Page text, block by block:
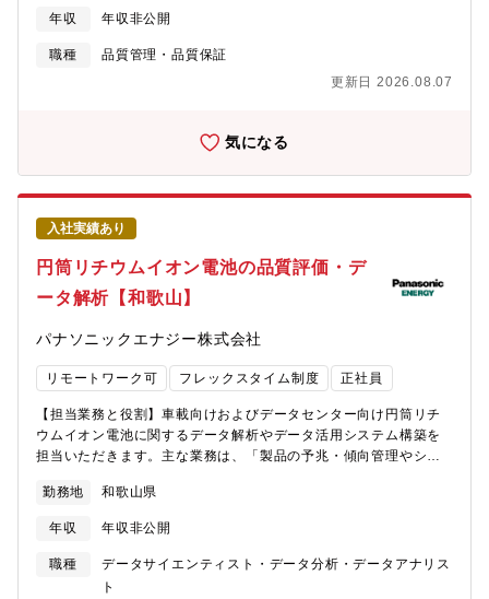
る設備や環境インフラの更新や構築活動■既存/開発商品の評価デ
ータ活用による、性能安定化に向けた改善点の抽出 と 改善活動の
推進【具体的な仕事内容】品質評価対象は、国内製造拠点である
びデータセンター向け円筒電池です。具体的には以下の業務を担
頼性、安全性試験）の実施と合否判定■試験データの解析を通じた
品質課題の特定および改善施策の立案・推進■X線検査や電気特性
評価などの各種評価設備、データ解析インフラの導入・更新、お
よび試験環境の整備■既存製品・新製品の評価データを活用した性
能安定化・品質向上活動【配属部門】モビリティエナジー事業
部 品質保証部【品質保証部のミッション】地球規模での脱炭素
化の進展やAIの普及により、モビリティおよびデータインフラの
電動化・高度化が急速に進んでいます。こうした中で、電動化の
キーとなるリチウムイオン電池は高い性能や安全性・信頼性が求
を支える電池の開発・製造を通じて持続可能な社会の実現に貢献
することを使命としており、品質保証部はその中核として製品の
安全性・信頼性を担保し、顧客価値を最大化する「品質」を提供
工場と連携しながら、製品の品質評価・製品審査を通じて製品の
安全性・信頼性の確保と継続的な品質改善を推進します。完成品
の品質評価結果をもとに製造工程・設計・材料などの源流にフィ
ードバックを行い、品質を未然に作り込む仕組みを構築すること
自動車の電動化は引き続き拡大しています。加えて生成AIの普及
ています。パナソニックエナジーは車載電池とデータセンター向
け蓄電池の両領域を成長の柱とし、事業規模を拡大しています。
年収 年収非公開
職種
品質管理・品質保証
更新日 2026.08.07
気になる
入社実績あり
円筒リチウムイオン電池の品質評価・デ
ータ解析【和歌山】
パナソニックエナジー株式会社
リモートワーク可 フレックスタイム制度 正社員
【担当業務と役割】車載向けおよびデータセンター向け円筒リチ
ウムイオン電池に関するデータ解析やデータ活用システム構築を
担当いただきます。主な業務は、「製品の予兆・傾向管理やシミ
析■生産品の評価により得られたデータやものづくり、材料データ
等のビッグデータを活用したデータ解析の実行■データと統計的手
法に基づいたデータドリブンの実践■既存/開発商品の評価データ
活用による、性能安定化に向けた改善点の抽出と改善活動の推進
【具体的な仕事内容】品質評価対象は、国内製造拠点である「住
勤務地 和歌山県
年収 年収非公開
職種
データサイエンティスト・データ分析・データアナリス
ト